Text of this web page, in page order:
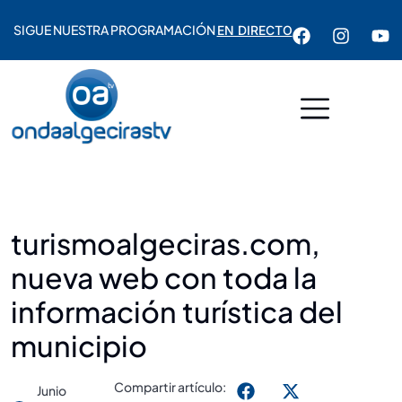
SIGUE NUESTRA PROGRAMACIÓNEN DIRECTO
turismoalgeciras.com,
nueva web con toda la
información turística del
municipio
Junio
Compartir artículo: